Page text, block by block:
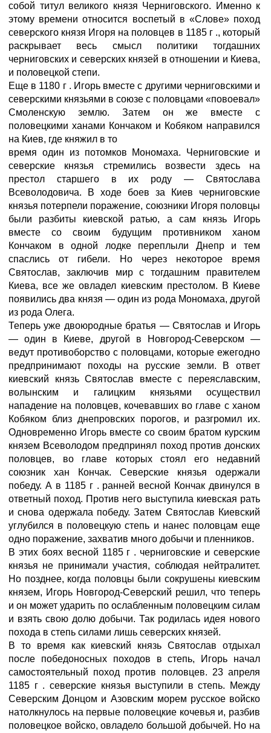
собой титул великого князя Черниговского. Именно к
этому времени относится воспетый в «Слове» поход
северского князя Игоря на половцев в 1185 г ., который
раскрывает весь смысл политики тогдашних
черниговских и северских князей в отношении и Киева,
и половецкой степи.
Еще в 1180 г . Игорь вместе с другими черниговскими и
северскими князьями в союзе с половцами «повоевал»
Смоленскую землю. Затем он же вместе с
половецкими ханами Кончаком и Кобяком направился
на Киев, где княжил в то
время один из потомков Мономаха. Черниговские и
северские князья стремились возвести здесь на
престол старшего в их роду — Святослава
Всеволодовича. В ходе боев за Киев черниговские
князья потерпели поражение, союзники Игоря половцы
были разбиты киевской ратью, а сам князь Игорь
вместе со своим будущим противником ханом
Кончаком в одной лодке переплыли Днепр и тем
спаслись от гибели. Но через некоторое время
Святослав, заключив мир с тогдашним правителем
Киева, все же овладел киевским престолом. В Киеве
появились два князя — один из рода Мономаха, другой
из рода Олега.
Теперь уже двоюродные братья — Святослав и Игорь
— один в Киеве, другой в Новгород-Северском —
ведут противоборство с половцами, которые ежегодно
предпринимают походы на русские земли. В ответ
киевский князь Святослав вместе с переяславским,
волынским и галицким князьями осуществил
нападение на половцев, кочевавших во главе с ханом
Кобяком близ днепровских порогов, и разгромил их.
Одновременно Игорь вместе со своим братом курским
князем Всеволодом предпринял поход против донских
половцев, во главе которых стоял его недавний
союзник хан Кончак. Северские князья одержали
победу. А в 1185 г . ранней весной Кончак двинулся в
ответный поход. Против него выступила киевская рать
и снова одержала победу. Затем Святослав Киевский
углубился в половецкую степь и нанес половцам еще
одно поражение, захватив много добычи и пленников.
В этих боях весной 1185 г . черниговские и северские
князья не принимали участия, соблюдая нейтралитет.
Но позднее, когда половцы были сокрушены киевским
князем, Игорь Новгород-Северский решил, что теперь
и он может ударить по ослабленным половецким силам
и взять свою долю добычи. Так родилась идея нового
похода в степь силами лишь северских князей.
В то время как киевский князь Святослав отдыхал
после победоносных походов в степь, Игорь начал
самостоятельный поход против половцев. 23 апреля
1185 г . северские князья выступили в степь. Между
Северским Донцом и Азовским морем русское войско
натолкнулось на первые половецкие кочевья и, разбив
половецкое войско, овладело большой добычей. Но на